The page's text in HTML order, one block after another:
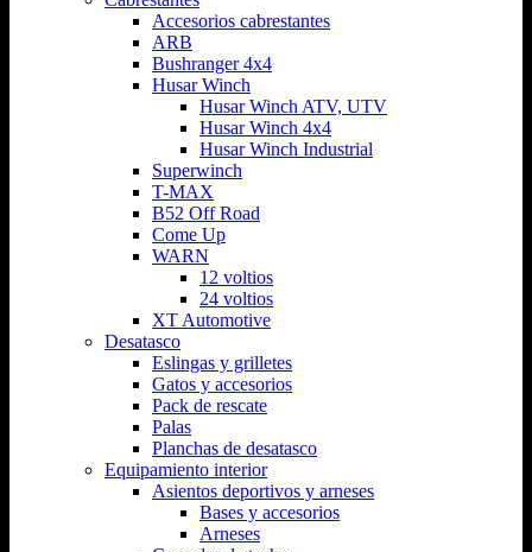
Accesorios cabrestantes
ARB
Bushranger 4x4
Husar Winch
Husar Winch ATV, UTV
Husar Winch 4x4
Husar Winch Industrial
Superwinch
T-MAX
B52 Off Road
Come Up
WARN
12 voltios
24 voltios
XT Automotive
Desatasco
Eslingas y grilletes
Gatos y accesorios
Pack de rescate
Palas
Planchas de desatasco
Equipamiento interior
Asientos deportivos y arneses
Bases y accesorios
Arneses